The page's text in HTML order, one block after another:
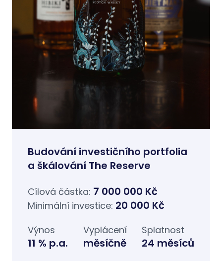
Budování investičního portfolia
a škálování The Reserve
Cílová částka: 7 000 000 Kč
Minimální investice: 20 000 Kč
Výnos
11 % p.a.
Vyplácení
měsíčně
Splatnost
24 měsíců